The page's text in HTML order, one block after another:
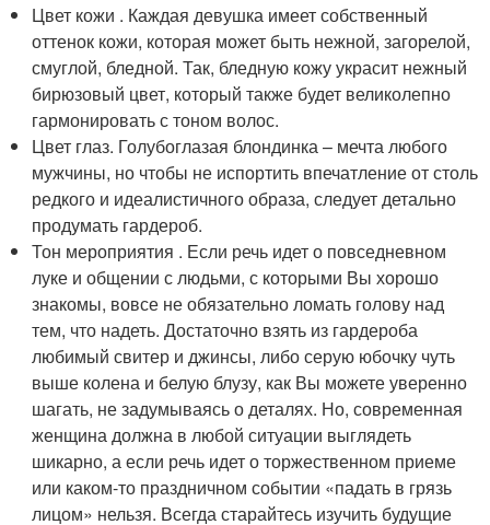
Цвет кожи . Каждая девушка имеет собственный
оттенок кожи, которая может быть нежной, загорелой,
смуглой, бледной. Так, бледную кожу украсит нежный
бирюзовый цвет, который также будет великолепно
гармонировать с тоном волос.
Цвет глаз. Голубоглазая блондинка – мечта любого
мужчины, но чтобы не испортить впечатление от столь
редкого и идеалистичного образа, следует детально
продумать гардероб.
Тон мероприятия . Если речь идет о повседневном
луке и общении с людьми, с которыми Вы хорошо
знакомы, вовсе не обязательно ломать голову над
тем, что надеть. Достаточно взять из гардероба
любимый свитер и джинсы, либо серую юбочку чуть
выше колена и белую блузу, как Вы можете уверенно
шагать, не задумываясь о деталях. Но, современная
женщина должна в любой ситуации выглядеть
шикарно, а если речь идет о торжественном приеме
или каком-то праздничном событии «падать в грязь
лицом» нельзя. Всегда старайтесь изучить будущие